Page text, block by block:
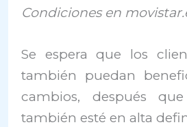
Condiciones en
Se espera que los
también puedan
cambios, después
también esté en alta